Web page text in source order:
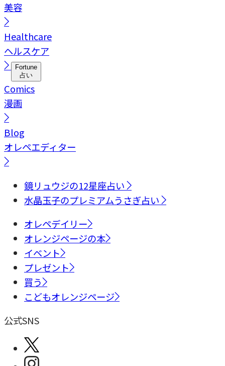
美容
Healthcare
ヘルスケア
Fortune
占い
Comics
漫画
Blog
オレペエディター
鏡リュウジの12星座占い
水晶玉子のプレミアムうさぎ占い
オレペデイリー
オレンジページの本
イベント
プレゼント
買う
こどもオレンジページ
公式SNS